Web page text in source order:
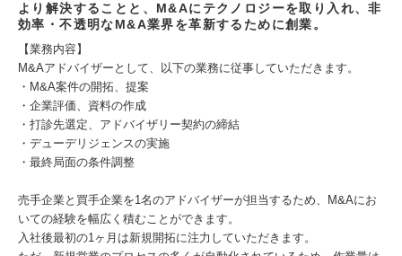
より解決することと、M&Aにテクノロジーを取り入れ、非
効率・不透明なM&A業界を革新するために創業。
【業務内容】
M&Aアドバイザーとして、以下の業務に従事していただきます。
・M&A案件の開拓、提案
・企業評価、資料の作成
・打診先選定、アドバイザリー契約の締結
・デューデリジェンスの実施
・最終局面の条件調整
売手企業と買手企業を1名のアドバイザーが担当するため、M&Aにお
いての経験を幅広く積むことができます。
入社後最初の1ヶ月は新規開拓に注力していただきます。